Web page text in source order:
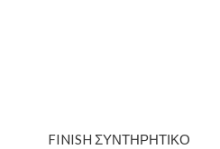
FINISH ΣΥΝΤΗΡΗΤΙΚΟ